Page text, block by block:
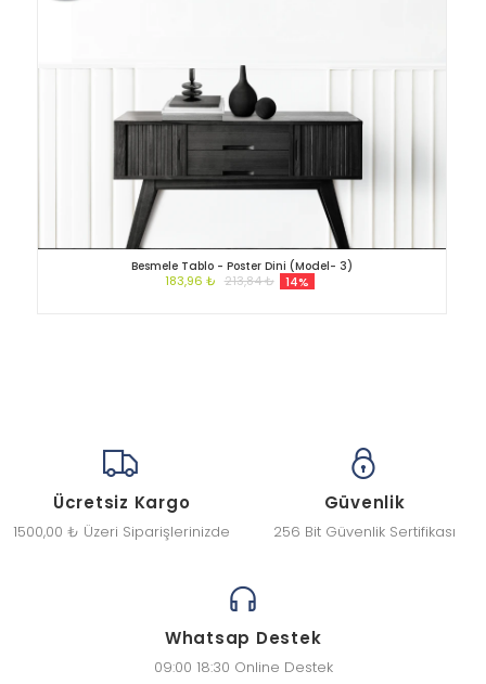
Besmele Tablo - Poster Dini (Model- 3)
183,96 ₺ 213,84 ₺ 14%
Ücretsiz Kargo
1500,00 ₺ Üzeri Siparişlerinizde
Güvenlik
256 Bit Güvenlik Sertifikası
Whatsap Destek
09:00 18:30 Online Destek